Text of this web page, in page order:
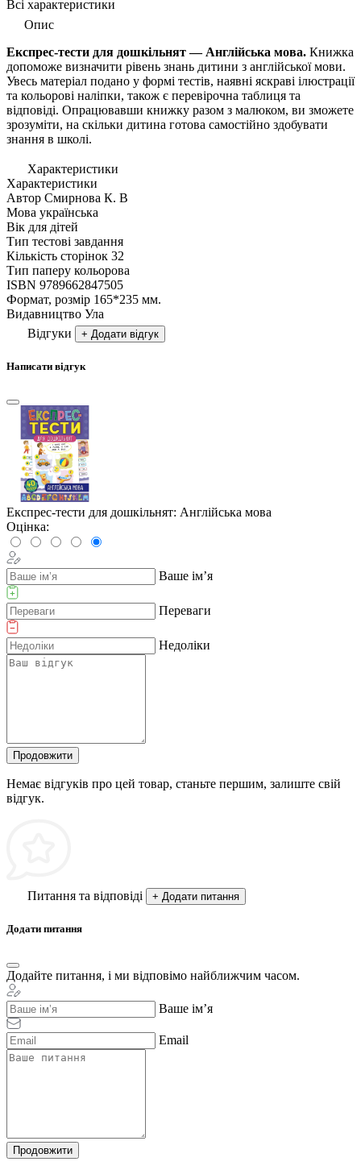
Всі характеристики
Опис
Експрес-тести для дошкільнят — Англійська мова. Книжка
допоможе визначити рівень знань дитини з англійської мови.
Увесь матеріал подано у формі тестів, наявні яскраві ілюстрації
та кольорові наліпки, також є перевірочна таблиця та
відповіді. Опрацювавши книжку разом з малюком, ви зможете
зрозуміти, на скільки дитина готова самостійно здобувати
знання в школі.
Характеристики
Характеристики
Автор Смирнова К. В
Мова українська
Вік для дiтей
Тип тестові завдання
Кількість сторінок 32
Тип паперу кольорова
ISBN 9789662847505
Формат, розмір 165*235 мм.
Видавництво Ула
Відгуки
+ Додати відгук
Написати відгук
Експрес-тести для дошкільнят: Англійська мова
Оцінка:
Ваше ім’я
Переваги
Недоліки
Продовжити
Немає відгуків про цей товар, станьте першим, залиште свій
відгук.
Питання та відповіді + Додати питання
Додати питання
Додайте питання, і ми відповімо найближчим часом.
Ваше ім’я
Email
Продовжити